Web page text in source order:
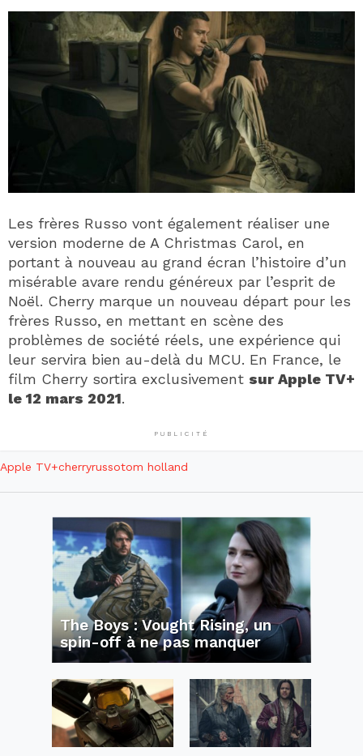
Les frères Russo vont également réaliser une
version moderne de A Christmas Carol, en
portant à nouveau au grand écran l’histoire d’un
misérable avare rendu généreux par l’esprit de
Noël. Cherry marque un nouveau départ pour les
frères Russo, en mettant en scène des
problèmes de société réels, une expérience qui
leur servira bien au-delà du MCU. En France, le
film Cherry sortira exclusivement sur Apple TV+
le 12 mars 2021.
PUBLICITÉ
Apple TV+cherryrussotom holland
The Boys : Vought Rising, un
spin-off à ne pas manquer